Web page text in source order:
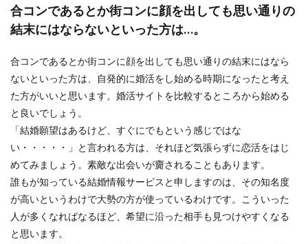
合コンであるとか街コンに顔を出しても思い通りの
結末にはならないといった方は…。
合コンであるとか街コンに顔を出しても思い通りの結末にはなら
ないといった方は、自発的に婚活をし始める時期になったと考え
た方がいいと思います。婚活サイトを比較するところから始める
と良いでしょう。
「結婚願望はあるけど、すぐにでもという感じではな
い・・・・・」と言われる方は、それほど気張らずに恋活をはじ
めてみましょう。素敵な出会いが齎されることもあります。
誰もが知っている結婚情報サービスと申しますのは、その知名度
が高いというわけで大勢の方が使っているわけです。こういった
人が多くなればなるほど、希望に沿った相手も見つけやすくなる
と思います。